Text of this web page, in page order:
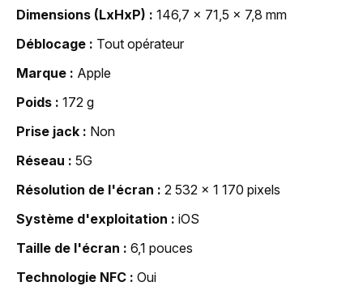
Dimensions (LxHxP)
146,7 x 71,5 x 7,8 mm
Déblocage
Tout opérateur
Marque
Apple
Poids
172 g
Prise jack
Non
Réseau
5G
Résolution de l'écran
2 532 x 1 170 pixels
Système d'exploitation
iOS
Taille de l'écran
6,1 pouces
Technologie NFC
Oui